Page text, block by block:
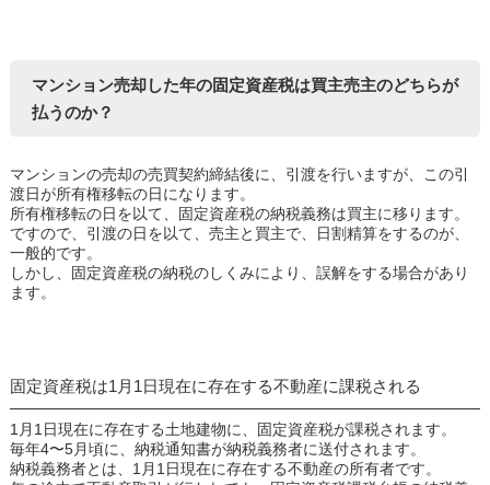
マンション売却した年の固定資産税は買主売主のどちらが
払うのか？
マンションの売却の売買契約締結後に、引渡を行いますが、この引
渡日が所有権移転の日になります。
所有権移転の日を以て、固定資産税の納税義務は買主に移ります。
ですので、引渡の日を以て、売主と買主で、日割精算をするのが、
一般的です。
しかし、固定資産税の納税のしくみにより、誤解をする場合があり
ます。
固定資産税は1月1日現在に存在する不動産に課税される
1月1日現在に存在する土地建物に、固定資産税が課税されます。
毎年4〜5月頃に、納税通知書が納税義務者に送付されます。
納税義務者とは、1月1日現在に存在する不動産の所有者です。